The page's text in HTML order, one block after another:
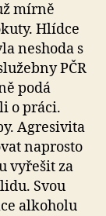
mírně
Hlídce
neshoda s
PČR
podá
o práci.
Agresivita
naprosto
vyřešit za
Svou
alkoholu